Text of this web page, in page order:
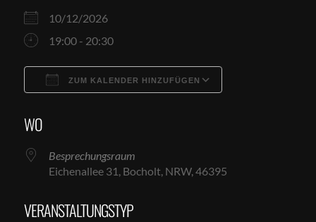
10/12/2026
19:00 - 20:30
ZUM KALENDER HINZUFÜGEN
WO
Besprechungsraum
Eichenallee 31, Bocholt, NRW, 46395
VERANSTALTUNGSTYP